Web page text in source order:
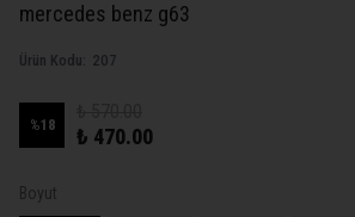
mercedes benz g63
Ürün Kodu: 207
%18 ₺ 470.00
Boyut